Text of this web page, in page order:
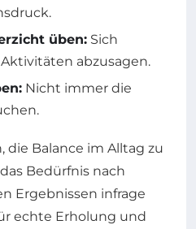
üben: Sich
abzusagen.
Nicht immer die
die Balance im Alltag zu
Bedürfnis nach
Ergebnissen infrage
echte Erholung und